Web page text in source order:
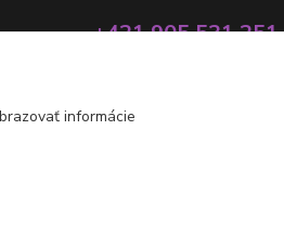
+421 905 531 251
informácie